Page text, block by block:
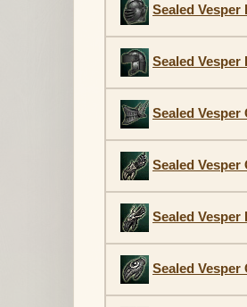
Sealed Vesper
Sealed Vesper
Sealed Vesper
Sealed Vesper
Sealed Vesper
Sealed Vesper